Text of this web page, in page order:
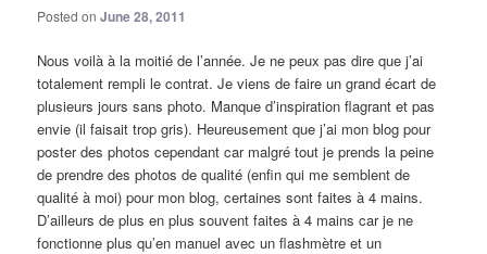
Posted onJune 28, 2011
Nous voilà à la moitié de l’année. Je ne peux pas dire que j’ai
totalement rempli le contrat. Je viens de faire un grand écart de
plusieurs jours sans photo. Manque d’inspiration flagrant et pas
envie (il faisait trop gris). Heureusement que j’ai mon blog pour
poster des photos cependant car malgré tout je prends la peine
de prendre des photos de qualité (enfin qui me semblent de
qualité à moi) pour mon blog, certaines sont faites à 4 mains.
D’ailleurs de plus en plus souvent faites à 4 mains car je ne
fonctionne plus qu’en manuel avec un flashmètre et un